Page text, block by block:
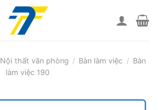
Nội thất văn phòng / Bàn làm việc / Bàn
làm việc 190